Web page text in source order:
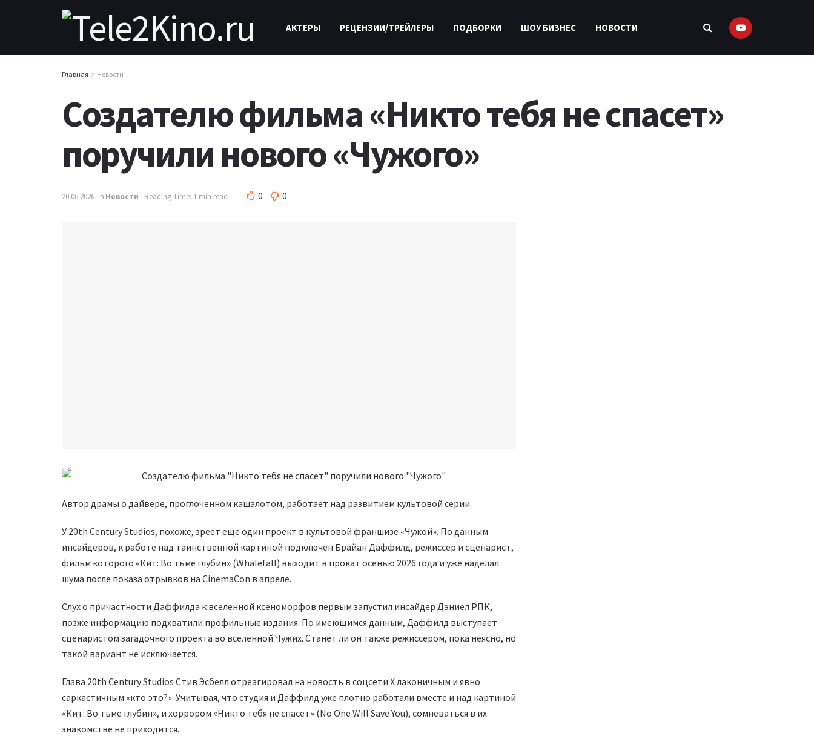
АКТЕРЫ РЕЦЕНЗИИ/ТРЕЙЛЕРЫ ПОДБОРКИ ШОУ БИЗНЕС НОВОСТИ
Главная Новости
Создателю фильма «Никто тебя не спасет»
поручили нового «Чужого»
20.06.2026 в Новости Reading Time: 1 min read 0 0
Автор драмы о дайвере, проглоченном кашалотом, работает над развитием культовой серии
У 20th Century Studios, похоже, зреет еще один проект в культовой франшизе «Чужой». По данным
инсайдеров, к работе над таинственной картиной подключен Брайан Даффилд, режиссер и сценарист,
фильм которого «Кит: Во тьме глубин» (Whalefall) выходит в прокат осенью 2026 года и уже наделал
шума после показа отрывков на CinemaCon в апреле.
Слух о причастности Даффилда к вселенной ксеноморфов первым запустил инсайдер Дэниел РПК,
позже информацию подхватили профильные издания. По имеющимся данным, Даффилд выступает
сценаристом загадочного проекта во вселенной Чужих. Станет ли он также режиссером, пока неясно, но
такой вариант не исключается.
Глава 20th Century Studios Стив Эсбелл отреагировал на новость в соцсети X лаконичным и явно
саркастичным «кто это?». Учитывая, что студия и Даффилд уже плотно работали вместе и над картиной
«Кит: Во тьме глубин», и хоррором «Никто тебя не спасет» (No One Will Save You), сомневаться в их
знакомстве не приходится.